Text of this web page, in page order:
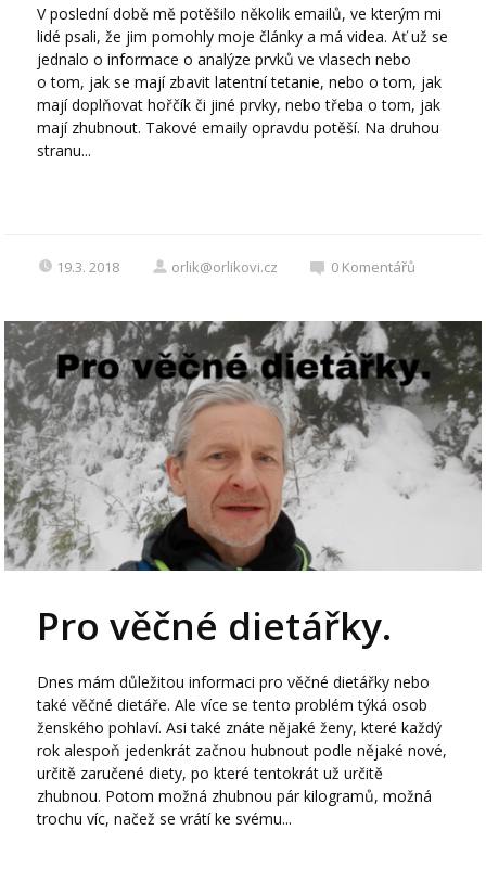
V poslední době mě potěšilo několik emailů, ve kterým mi
lidé psali, že jim pomohly moje články a má videa. Ať už se
jednalo o informace o analýze prvků ve vlasech nebo
o tom, jak se mají zbavit latentní tetanie, nebo o tom, jak
mají doplňovat hořčík či jiné prvky, nebo třeba o tom, jak
mají zhubnout. Takové emaily opravdu potěší. Na druhou
stranu...
19.3. 2018 orlik@orlikovi.cz 0 Komentářů
Pro věčné dietářky.
Dnes mám důležitou informaci pro věčné dietářky nebo
také věčné dietáře. Ale více se tento problém týká osob
ženského pohlaví. Asi také znáte nějaké ženy, které každý
rok alespoň jedenkrát začnou hubnout podle nějaké nové,
určitě zaručené diety, po které tentokrát už určitě
zhubnou. Potom možná zhubnou pár kilogramů, možná
trochu víc, načež se vrátí ke svému...